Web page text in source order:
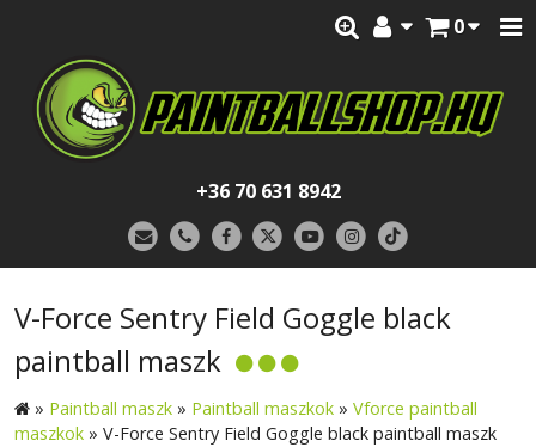
0
+36 70 631 8942
V-Force Sentry Field Goggle black
paintball maszk
» Paintball maszk » Paintball maszkok » Vforce paintball
maszkok » V-Force Sentry Field Goggle black paintball maszk